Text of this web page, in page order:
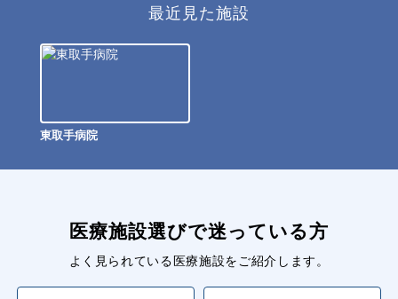
最近見た施設
東取手病院
医療施設選びで迷っている方
よく見られている医療施設をご紹介します。